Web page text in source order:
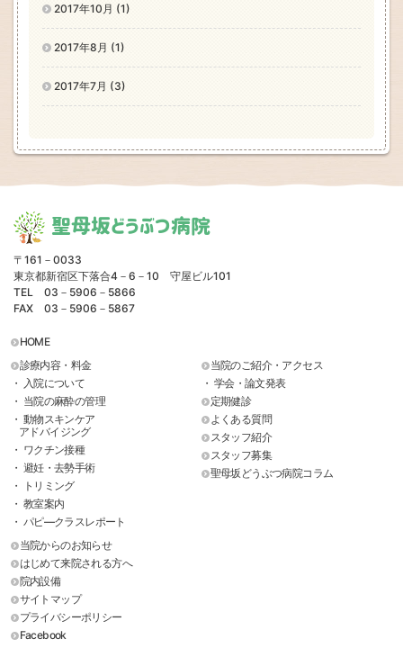
2017年10月 (1)
2017年8月 (1)
2017年7月 (3)
聖母坂どうぶつ病院
〒161－0033
東京都新宿区下落合4－6－10 守屋ビル101
TEL 03－5906－5866
FAX 03－5906－5867
HOME
診療内容・料金
・ 入院について
・ 当院の麻酔の管理
・ 動物スキンケア
アドバイジング
・ ワクチン接種
・ 避妊・去勢手術
・ トリミング
・ 教室案内
・ パピ―クラスレポート
当院のご紹介・アクセス
・ 学会・論文発表
定期健診
よくある質問
スタッフ紹介
スタッフ募集
聖母坂どうぶつ病院コラム
当院からのお知らせ
はじめて来院される方へ
院内設備
サイトマップ
プライバシーポリシー
Facebook